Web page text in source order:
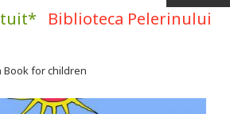
Biblioteca Pelerinului
Book for children